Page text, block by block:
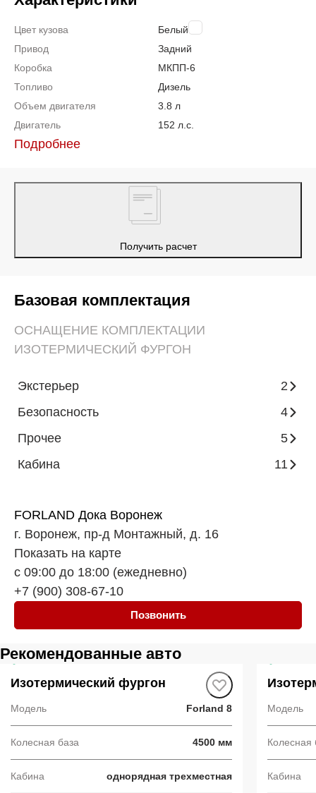
Цвет кузова
Белый
Привод
Задний
Коробка
МКПП-6
Топливо
Дизель
Объем двигателя
3.8 л
Двигатель
152 л.с.
Подробнее
Получить расчет
Базовая комплектация
ОСНАЩЕНИЕ КОМПЛЕКТАЦИИ
ИЗОТЕРМИЧЕСКИЙ ФУРГОН
Экстерьер
2
Безопасность
4
Прочее
5
Кабина
11
FORLAND Дока Воронеж
г. Воронеж, пр-д Монтажный, д. 16
Показать на карте
с 09:00 до 18:00 (ежедневно)
+7 (900) 308-67-10
Позвонить
Рекомендованные авто
В наличии·авто
Изотермический фургон
Модель Forland 8
Колесная база 4500 мм
Кабина однорядная трехместная
Модель
Колесная
Кабина